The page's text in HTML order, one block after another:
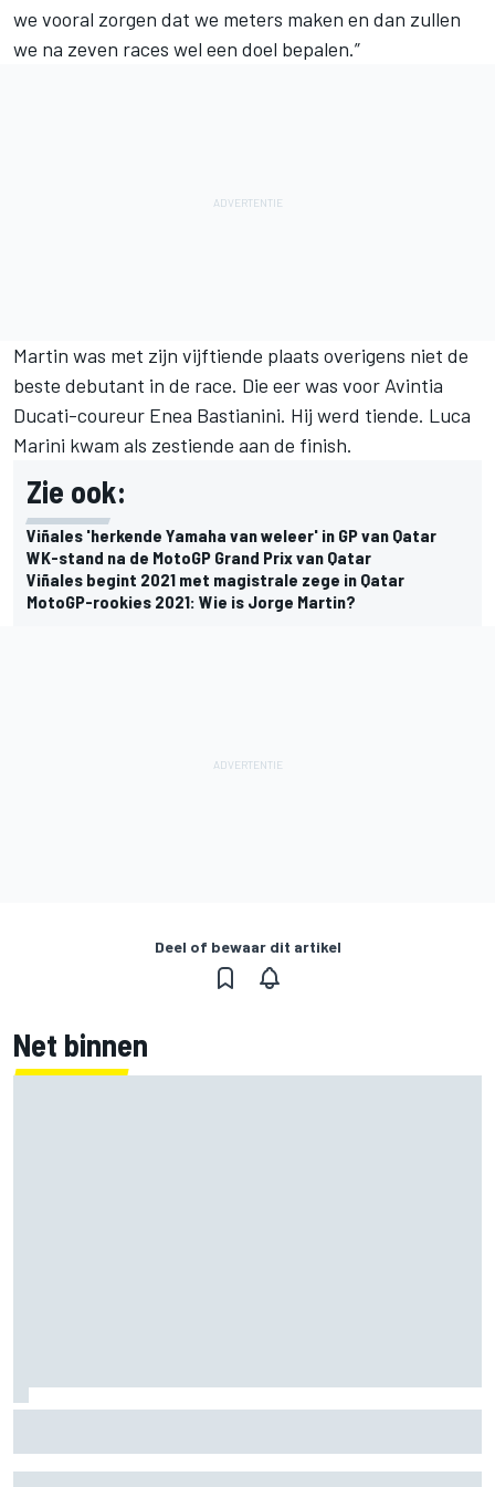
we vooral zorgen dat we meters maken en dan zullen
we na zeven races wel een doel bepalen.”
Martin was met zijn vijftiende plaats overigens niet de
beste debutant in de race. Die eer was voor Avintia
Ducati-coureur Enea Bastianini. Hij werd tiende. Luca
Marini kwam als zestiende aan de finish.
Zie ook:
Viñales 'herkende Yamaha van weleer' in GP van Qatar
WK-stand na de MotoGP Grand Prix van Qatar
Viñales begint 2021 met magistrale zege in Qatar
MotoGP-rookies 2021: Wie is Jorge Martin?
Deel of bewaar dit artikel
Net binnen